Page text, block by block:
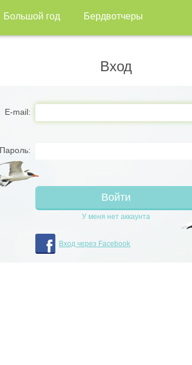
Большой год Бердвотчеры
Вход
E-mail:
Пароль:
У меня нет аккаунта
Вход через Facebook